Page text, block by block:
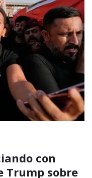
con
Trump sobre